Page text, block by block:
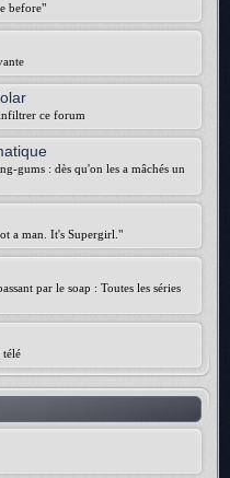
before"
ce forum
gums : dès qu'on les a mâchés un
a man. It's Supergirl."
par le soap : Toutes les séries
télé